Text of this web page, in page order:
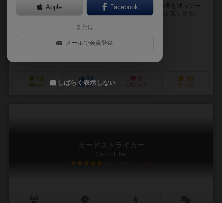
手元のマークを使って自分や中立の飛行機を飛ばし、乗客を運ぶゲー
ムです。 シンプルだけど悩ましい”旅行計画を組むような”楽しさと、
野村 紹夫（Akio Nomura）
14
興味あり
24
経験あり
3
お気に入り
28
持ってる
カードストライカー
Card Striker
5.9
Apple Facebook
または
メールで会員登録
しばらく表示しない